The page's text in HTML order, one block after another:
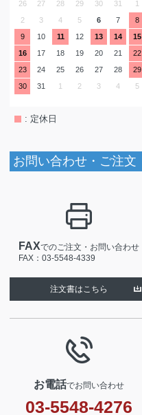
26 27 28 29 30 31
1
2
3 4 5 6 7
8
9
10 11 12 13 14
15
16
17 18 19 20 21
22
23
24 25 26 27 28
29
30
31 1 2 3 4 5
: 定休日
お問い合わせ・ご注文
FAXでのご注文・お問い合わせ
FAX：03-5548-4339
注文書はこちら
お電話でお問い合わせ
03-5548-4276